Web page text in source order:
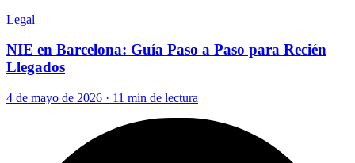
Legal
NIE en Barcelona: Guía Paso a Paso para Recién
Llegados
4 de mayo de 2026 · 11 min de lectura